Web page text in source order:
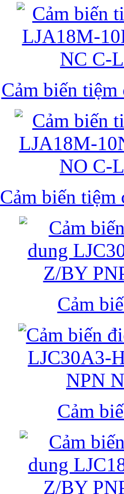
Cảm biến
Cảm biến
Cảm
Cảm